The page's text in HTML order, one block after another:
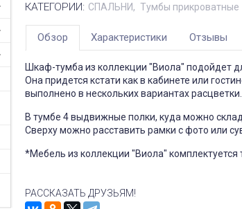
КАТЕГОРИИ: СПАЛЬНИ Тумбы прикроватные
Обзор Характеристики Отзывы
Шкаф-тумба из коллекции "Виола" подойдет
Она придется кстати как в кабинете или
выполнено в нескольких вариантах расцветки.
В тумбе 4 выдвижные полки, куда можно
Сверху можно расставить рамки с фото или
*Мебель из коллекции "Виола" комплектуется
РАССКАЗАТЬ ДРУЗЬЯМ!